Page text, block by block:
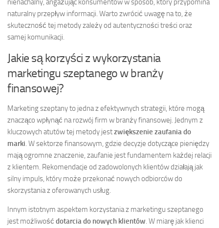
nienachalny, angażując konsumentów w sposób, który przypomina
naturalny przepływ informacji. Warto zwrócić uwagę na to, że
skuteczność tej metody zależy od autentyczności treści oraz
samej komunikacji.
Jakie są korzyści z wykorzystania
marketingu szeptanego w branży
finansowej?
Marketing szeptany to jedna z efektywnych strategii, które mogą
znacząco wpłynąć na rozwój firm w branży finansowej. Jednym z
kluczowych atutów tej metody jestzwiększenie zaufania do
marki. W sektorze finansowym, gdzie decyzje dotyczące pieniędzy
mają ogromne znaczenie, zaufanie jest fundamentem każdej relacji
z klientem. Rekomendacje od zadowolonych klientów działają jak
silny impuls, który może przekonać nowych odbiorców do
skorzystania z oferowanych usług.
Innym istotnym aspektem korzystania z marketingu szeptanego
jest możliwość dotarcia do nowych klientów. W miarę jak klienci